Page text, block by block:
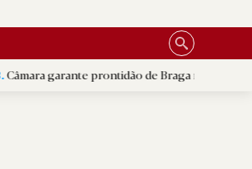
prontidão de Braga no resgate animal